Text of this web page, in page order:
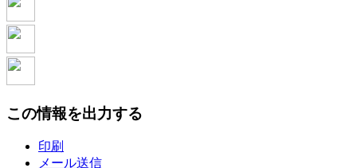
この情報を出力する
印刷
メール送信